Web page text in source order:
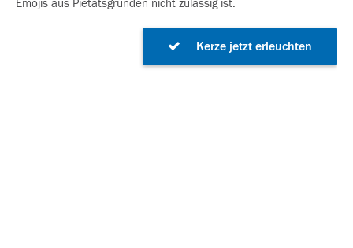
Emojis aus Pietätsgründen nicht zulässig ist.
Kerze jetzt erleuchten